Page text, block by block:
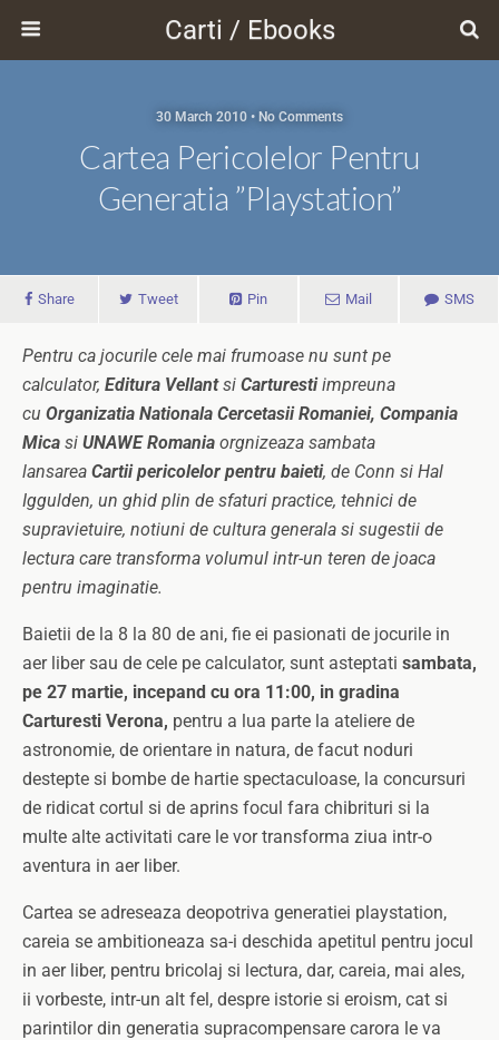
Carti / Ebooks
30 March 2010 • No Comments
Cartea Pericolelor Pentru
Generatia ”playstation”
Share Tweet Pin Mail SMS
Pentru ca jocurile cele mai frumoase nu sunt pe
calculator, Editura Vellantsi Carturestiimpreuna
cu Organizatia Nationala Cercetasii Romaniei, Compania
Mica si UNAWE Romania orgnizeaza sambata
lansarea Cartii pericolelor pentru baieti, de Conn si Hal
Iggulden, un ghid plin de sfaturi practice, tehnici de
supravietuire, notiuni de cultura generala si sugestii de
lectura care transforma volumul intr-un teren de joaca
pentru imaginatie.
Baietii de la 8 la 80 de ani, fie ei pasionati de jocurile in
aer liber sau de cele pe calculator, sunt asteptati sambata,
pe 27 martie, incepand cu ora 11:00, in gradina
Carturesti Verona, pentru a lua parte la ateliere de
astronomie, de orientare in natura, de facut noduri
destepte si bombe de hartie spectaculoase, la concursuri
de ridicat cortul si de aprins focul fara chibrituri si la
multe alte activitati care le vor transforma ziua intr-o
aventura in aer liber.
Cartea se adreseaza deopotriva generatiei playstation,
careia se ambitioneaza sa-i deschida apetitul pentru jocul
in aer liber, pentru bricolaj si lectura, dar, careia, mai ales,
ii vorbeste, intr-un alt fel, despre istorie si eroism, cat si
parintilor din generatia supracompensare carora le va